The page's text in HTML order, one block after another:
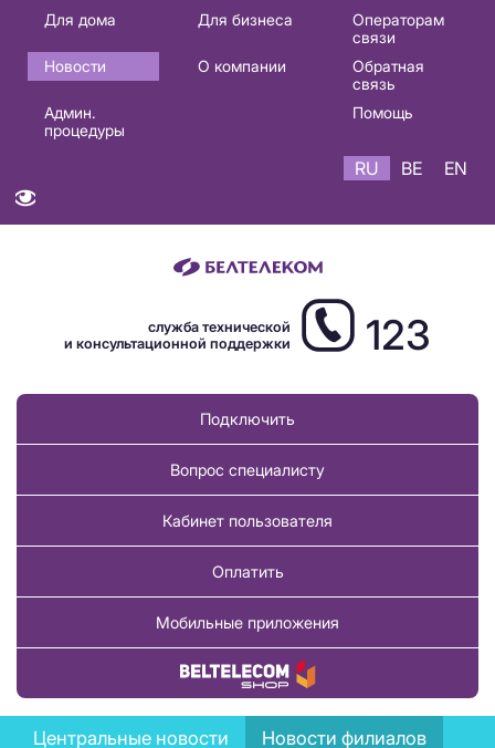
Основная
навигация
RU
Для дома Для бизнеса
Операторам
связи
Новости
О компании
Обратная
связь
Админ.
процедуры
Помощь
RU BE EN
служба технической
и консультационной поддержки
123
Подключить
Вопрос специалисту
Кабинет пользователя
Оплатить
Мобильные приложения
Купить товар
News
Центральные новости
Новости филиалов